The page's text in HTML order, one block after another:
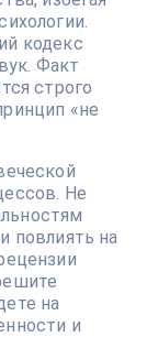
кодекс
Факт
строго
«не
Не
повлиять на
на
и